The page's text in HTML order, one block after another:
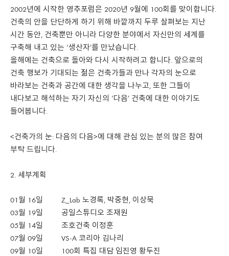
2002년에 시작한 영추포럼은 2020년 9월에 100회를 맞이합니다.
건축의 안을 단단하게 하기 위해 바깥까지 두루 살펴보는 지난
시간 동안, 건축뿐만 아니라 다양한 분야에서 자신만의 세계를
구축해 내고 있는 ‘생산자’를 만났습니다.
올해에는 건축으로 돌아와 다시 시작하려고 합니다. 앞으로의
건축 행보가 기대되는 젊은 건축가들과 만나 각자의 눈으로
바라보는 건축과 공간에 대한 생각을 나누고, 또한 그들이
내다보고 해석하는 자기 자신의 ‘다음’ 건축에 대한 이야기도
들어봅니다.
<건축가의 눈: 다음의 다음>에 대해 관심 있는 분의 많은 참여
부탁 드립니다.
세부계획
01월 16일 Z_Lab 노경록, 박중현, 이상묵
03월 19일 공일스튜디오 조재원
05월 14일 조호건축 이정훈
07월 09일 VS-A 코리아 김나리
09월 10일 100회 특집 대담 임진영 황두진